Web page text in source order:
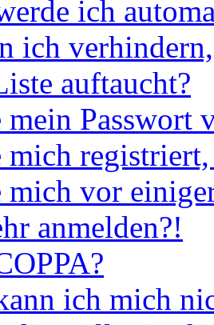
ich
ich
auftaucht?
mein Passwort
mich
mich vor
anmelden?!
ich mich